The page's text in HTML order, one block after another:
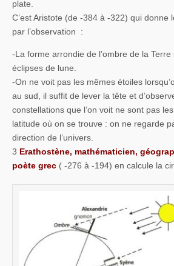
plate.
C’est Aristote (de -384 à -322) qui donne
par l’observation :
-La forme arrondie de l’ombre de la
éclipses de lune.
-On ne voit pas les mêmes étoiles
au sud, il suffit de lever la tête et
constellations que l’on voit ne sont pas
latitude où on se trouve : on ne regarde
direction de l’univers.
3 Erathostène, mathématicien,
poète grec ( -276 à -194) en calcule la